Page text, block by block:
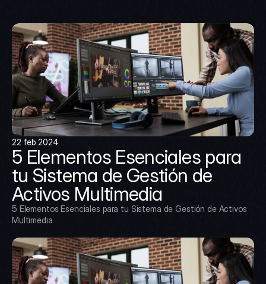
22 feb 2024
5 Elementos Esenciales para
tu Sistema de Gestión de
Activos Multimedia
5 Elementos Esenciales para tu Sistema de Gestión de Activos
Multimedia